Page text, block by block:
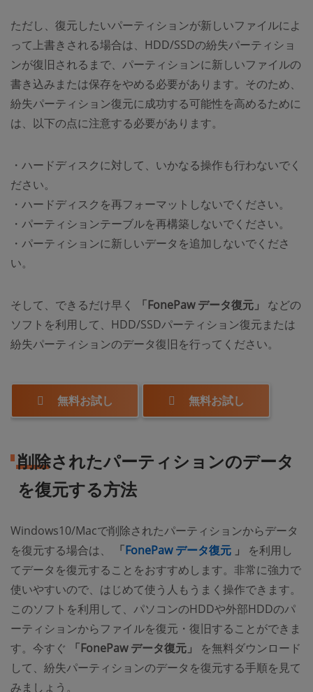
ただし、復元したいパーティションが新しいファイルによ
って上書きされる場合は、HDD/SSDの紛失パーティショ
ンが復旧されるまで、パーティションに新しいファイルの
書き込みまたは保存をやめる必要があります。そのため、
紛失パーティション復元に成功する可能性を高めるために
は、以下の点に注意する必要があります。
・ハードディスクに対して、いかなる操作も行わないでく
ださい。
・ハードディスクを再フォーマットしないでください。
・パーティションテーブルを再構築しないでください。
・パーティションに新しいデータを追加しないでくださ
い。
そして、できるだけ早く 「FonePaw データ復元」
などの
ソフトを利用して、HDD/SSDパーティション復元または
紛失パーティションのデータ復旧を行ってください。
無料お試し 無料お試し
削除されたパーティションのデータ
を復元する方法
Windows10/Macで削除されたパーティションからデータ
を復元する場合は、
「FonePaw データ復元 (opens new
」
を利用し
てデータを復元することをおすすめします。非常に強力で
使いやすいので、はじめて使う人もうまく操作できます。
このソフトを利用して、パソコンのHDDや外部HDDのパ
ーティションからファイルを復元・復旧することができま
す。今すぐ
「FonePaw データ復元」
を無料ダウンロード
して、紛失パーティションのデータを復元する手順を見て
みましょう。